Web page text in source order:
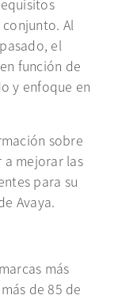
Al
el
función de
y enfoque en
sobre
a mejorar las
para su
Avaya.
más
de 85 de